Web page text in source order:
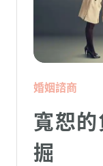
婚姻諮商
寬恕
掘